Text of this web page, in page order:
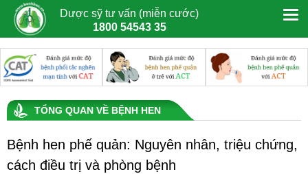
Dược sỹ tư vấn (miễn cước)
1800 54543 35
TỔNG QUAN VỀ BỆNH HEN
Bệnh hen phế quản: Nguyên nhân, triệu chứng,
cách điều trị và phòng bệnh